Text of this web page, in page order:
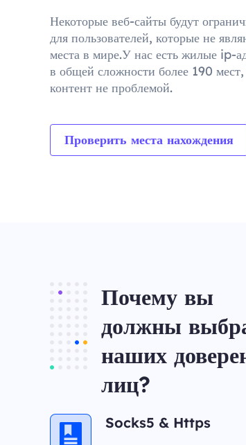
Некоторые веб-сайты будут
для пользователей, которые не
места в мире.У нас есть жилые ip-
в общей сложности более 190
контент не проблемой.
Проверить места нахождения
Почему вы
должны
наших
лиц?
Socks5 & Https